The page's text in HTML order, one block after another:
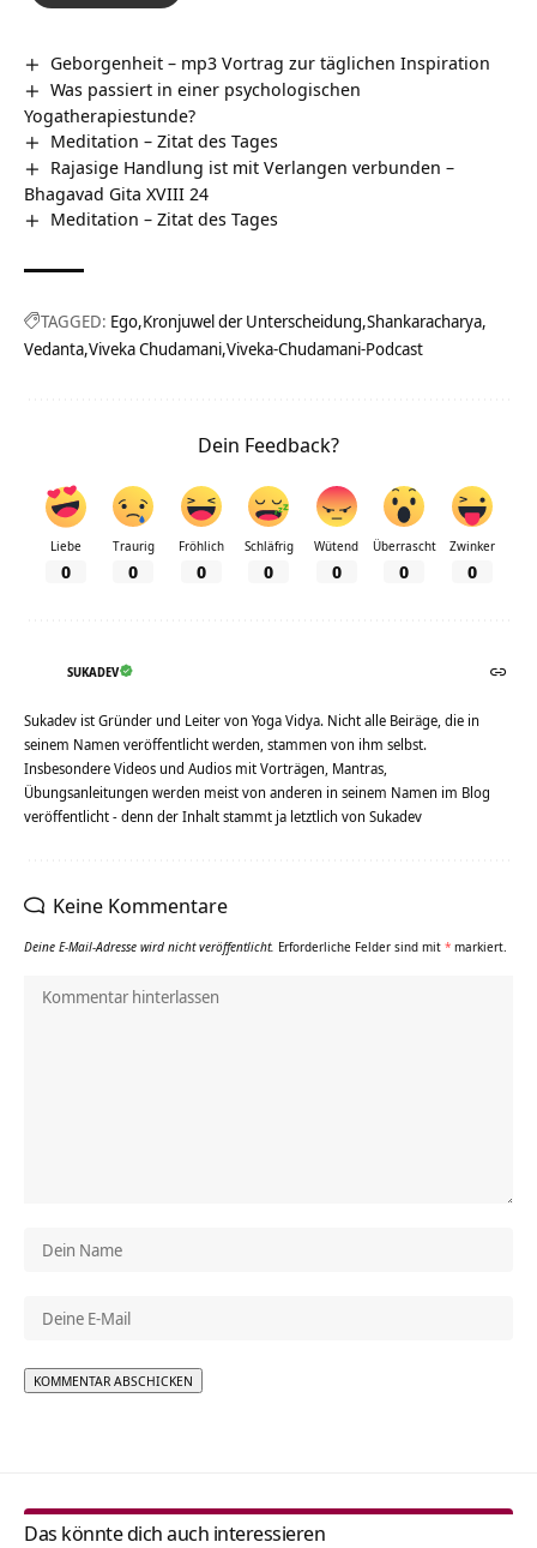
Geborgenheit – mp3 Vortrag zur täglichen Inspiration
Was passiert in einer psychologischen
Yogatherapiestunde?
Meditation – Zitat des Tages
Rajasige Handlung ist mit Verlangen verbunden –
Bhagavad Gita XVIII 24
Meditation – Zitat des Tages
TAGGED: Ego Kronjuwel der Unterscheidung Shankaracharya
Vedanta Viveka Chudamani Viveka-Chudamani-Podcast
Dein Feedback?
Liebe
0
Traurig
0
Fröhlich
0
Schläfrig
0
Wütend
0
Überrascht
0
Zwinker
0
SUKADEV
Sukadev ist Gründer und Leiter von Yoga Vidya. Nicht alle Beiräge, die in
seinem Namen veröffentlicht werden, stammen von ihm selbst.
Insbesondere Videos und Audios mit Vorträgen, Mantras,
Übungsanleitungen werden meist von anderen in seinem Namen im Blog
veröffentlicht - denn der Inhalt stammt ja letztlich von Sukadev
Keine Kommentare
Deine E-Mail-Adresse wird nicht veröffentlicht. Erforderliche Felder sind mit * markiert.
Das könnte dich auch interessieren